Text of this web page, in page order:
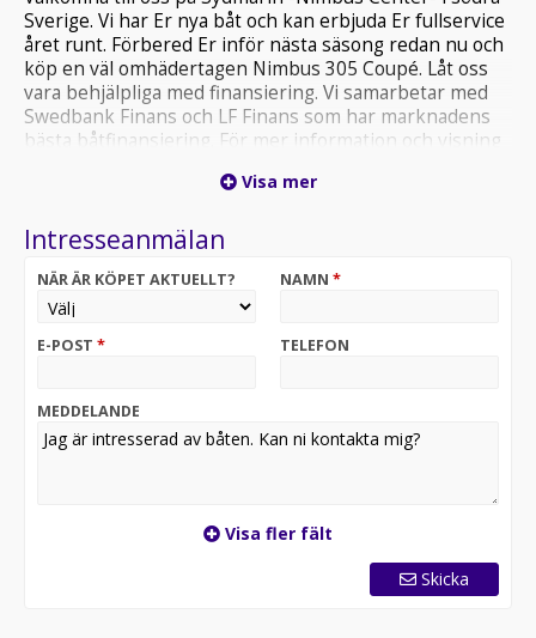
Sverige. Vi har Er nya båt och kan erbjuda Er fullservice
året runt. Förbered Er inför nästa säsong redan nu och
köp en väl omhädertagen Nimbus 305 Coupé. Låt oss
vara behjälpliga med finansiering. Vi samarbetar med
Swedbank Finans och LF Finans som har marknadens
bästa båtfinansiering. För mer information och visning
niclas(a)sydmarin.se. Vi ses!Visa mer
Intresseanmälan
NÄR ÄR KÖPET AKTUELLT? NAMN *
E-POST * TELEFON
MEDDELANDE
Visa fler fält
Skicka